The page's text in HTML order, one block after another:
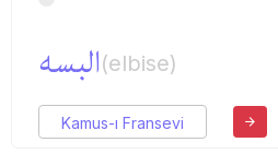
البسه(elbise)
Kamus-ı Fransevi